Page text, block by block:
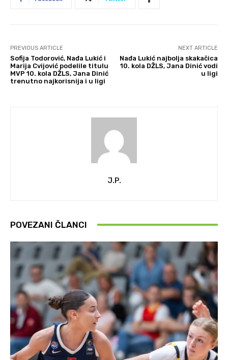
PREVIOUS ARTICLE
Sofija Todorović, Nađa Lukić i
Marija Cvijović podelile titulu
MVP 10. kola DŽLS, Jana Dinić
trenutno najkorisnija i u ligi
NEXT ARTICLE
Nađa Lukić najbolja skakačica
10. kola DŽLS, Jana Dinić vodi
u ligi
J.P.
POVEZANI ČLANCI